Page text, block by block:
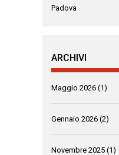
Padova
ARCHIVI
Maggio 2026 (1)
Gennaio 2026 (2)
Novembre 2025 (1)